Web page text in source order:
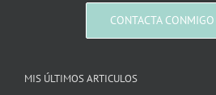
CONTACTA
MIS ÚLTIMOS ARTICULOS